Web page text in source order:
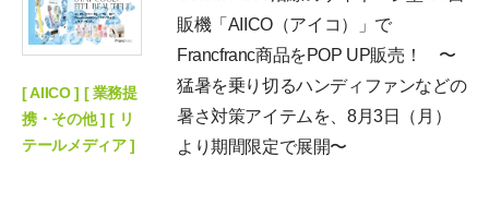
[ AIICO ] [ 業務提
携・その他 ] [ リ
テールメディア ]
販機「AIICO（アイコ）」で
Francfranc商品をPOP UP販売！ 〜
猛暑を乗り切るハンディファンなどの
暑さ対策アイテムを、8月3日（月）
より期間限定で展開〜